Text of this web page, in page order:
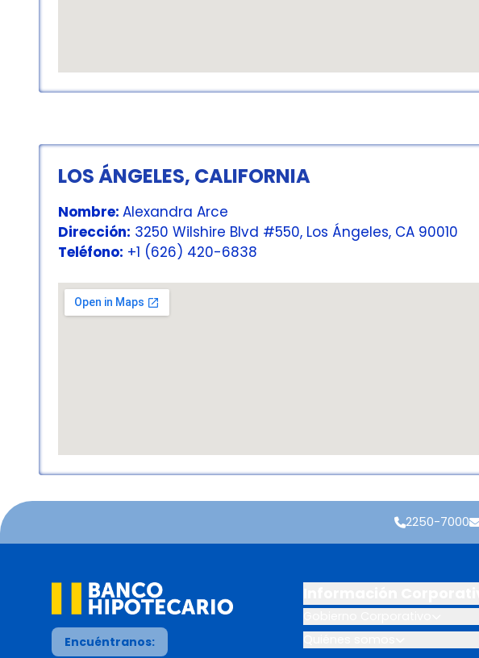
LOS ÁNGELES, CALIFORNIA
Nombre: Alexandra Arce
Dirección: 3250 Wilshire Blvd #550, Los Ángeles, CA 90010
Teléfono: +1 (626) 420-6838
2250-7000
Encuéntranos: